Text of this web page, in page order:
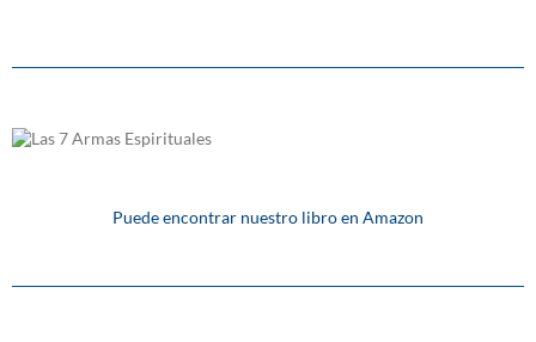
Puede encontrar nuestro libro en Amazon